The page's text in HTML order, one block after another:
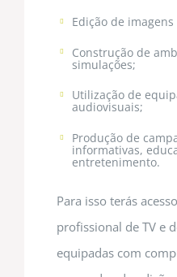
Edição de
Construção de
simulações;
Utilização de
audiovisuais;
Produção de
informativas,
entretenimento.
Para isso terás
profissional de TV e
equipadas com